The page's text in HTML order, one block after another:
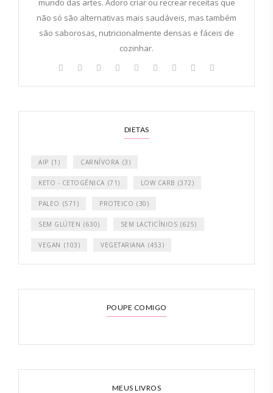
mundo das artes. Adoro criar ou recrear receitas que
não só são alternativas mais saudáveis, mas também
são saborosas, nutricionalmente densas e fáceis de
cozinhar.
DIETAS
AIP (1) CARNÍVORA (3)
KETO - CETOGÉNICA (71) LOW CARB (372)
PALEO (571) PROTEICO (30)
SEM GLÚTEN (630) SEM LACTICÍNIOS (625)
VEGAN (103) VEGETARIANA (453)
POUPE COMIGO
MEUS LIVROS